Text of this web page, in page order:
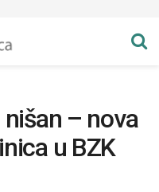
– nova
u BZK